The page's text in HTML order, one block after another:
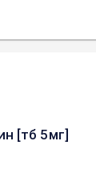
[тб 5мг]